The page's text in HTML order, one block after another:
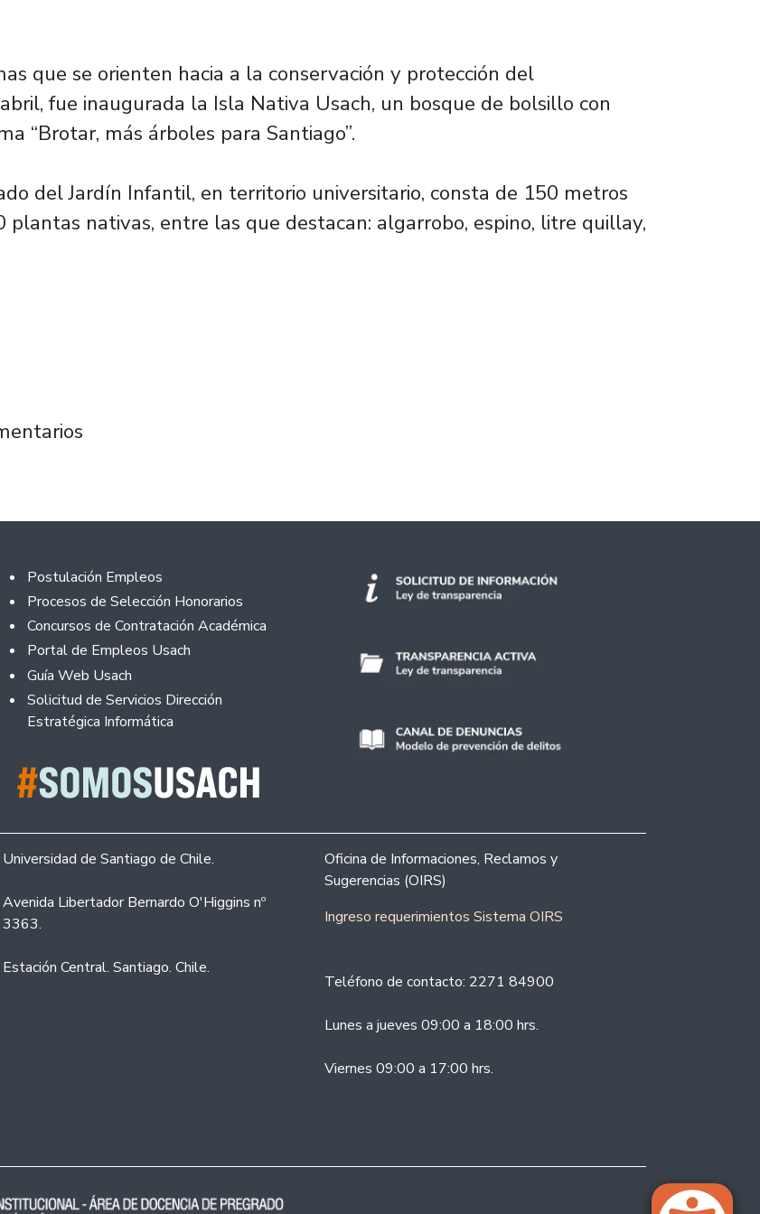
que se orienten hacia a la conservación y protección del
fue inaugurada la Isla Nativa Usach, un bosque de bolsillo con
“Brotar, más árboles para Santiago”.
del Jardín Infantil, en territorio universitario, consta de 150 metros
plantas nativas, entre las que destacan: algarrobo, espino, litre quillay,
inaugura bosque urbano de rápido crecimiento
Footer
Postulación Empleos
Procesos de Selección Honorarios
Concursos de Contratación Académica
Portal de Empleos Usach
Guía Web Usach
Solicitud de Servicios Dirección
Estratégica Informática
Universidad de Santiago de Chile.
Avenida Libertador Bernardo O'Higgins nº
3363.
Estación Central. Santiago. Chile.
Oficina de Informaciones, Reclamos y
Sugerencias (OIRS)
Ingreso requerimientos Sistema OIRS
Teléfono de contacto: 2271 84900
Lunes a jueves 09:00 a 18:00 hrs.
Viernes 09:00 a 17:00 hrs.